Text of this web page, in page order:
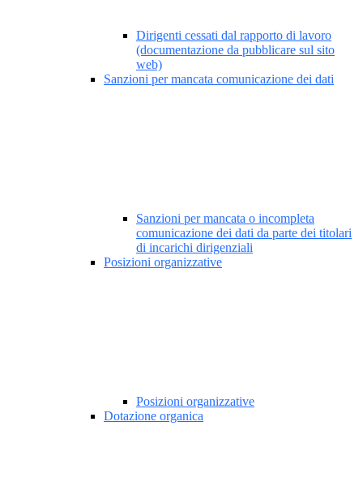
Dirigenti cessati dal rapporto di lavoro
(documentazione da pubblicare sul sito
web)
Sanzioni per mancata comunicazione dei dati
Sanzioni per mancata o incompleta
comunicazione dei dati da parte dei titolari
di incarichi dirigenziali
Posizioni organizzative
Posizioni organizzative
Dotazione organica